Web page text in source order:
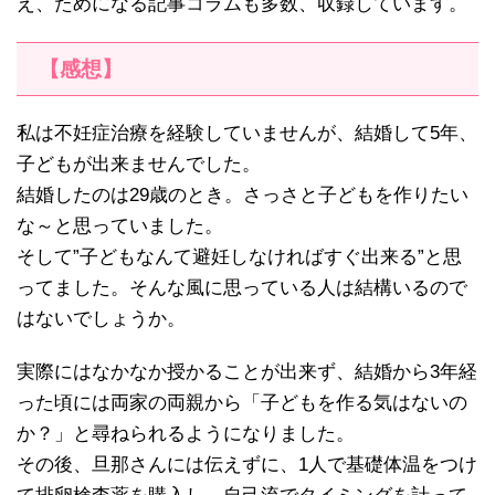
【感想】
私は不妊症治療を経験していませんが、結婚して5年、
子どもが出来ませんでした。
結婚したのは29歳のとき。さっさと子どもを作りたい
な～と思っていました。
そして”子どもなんて避妊しなければすぐ出来る”と思
ってました。そんな風に思っている人は結構いるので
はないでしょうか。
実際にはなかなか授かることが出来ず、結婚から3年経
った頃には両家の両親から「子どもを作る気はないの
か？」と尋ねられるようになりました。
その後、旦那さんには伝えずに、1人で基礎体温をつけ